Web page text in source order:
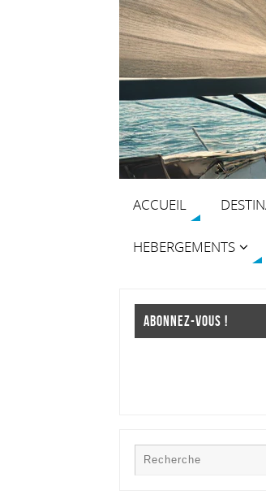
ACCUEIL
HEBERGEMENTS
ABONNEZ-VOUS !